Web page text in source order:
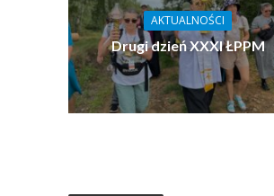
AKTUALNOŚCI
Drugi dzień XXXI ŁPPM